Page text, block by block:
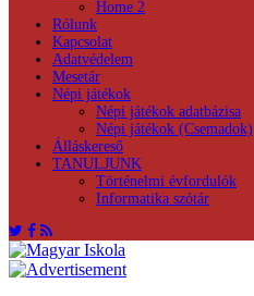
Home 2
Rólunk
Kapcsolat
Adatvédelem
Mesetár
Népi játékok
Népi játékok adatbázisa
Népi játékok (Csemadok)
Álláskereső
TANULJUNK
Történelmi évfordulók
Informatika szótár